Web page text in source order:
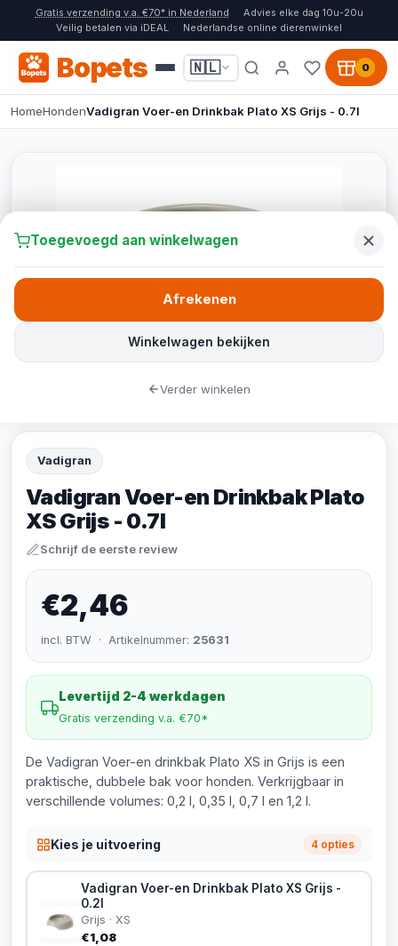
Gratis verzending v.a. €70* in Nederland
Advies elke dag 10u-20u
Veilig betalen via iDEAL
Nederlandse online dierenwinkel
Bopets 🇳🇱 0
HomeHondenVadigran Voer-en Drinkbak Plato XS Grijs - 0.7l
Vadigran
Vadigran Voer-en Drinkbak Plato
XS Grijs - 0.7l
Schrijf de eerste review
€2,46
incl. BTW · Artikelnummer: 25631
Levertijd 2-4 werkdagen
Gratis verzending v.a. €70*
De Vadigran Voer-en drinkbak Plato XS in Grijs is een
praktische, dubbele bak voor honden. Verkrijgbaar in
verschillende volumes: 0,2 l, 0,35 l, 0,7 l en 1,2 l.
Kies je uitvoering 4 opties
Vadigran Voer-en Drinkbak Plato XS Grijs -
0.2l
Grijs · XS
€1,08
Toegevoegd aan winkelwagen
Winkelwagen bekijken
Afrekenen
Verder winkelen